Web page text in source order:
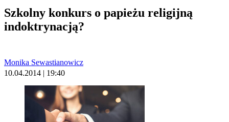
Szkolny konkurs o papieżu religijną
indoktrynacją?
Monika Sewastianowicz
10.04.2014 | 19:40